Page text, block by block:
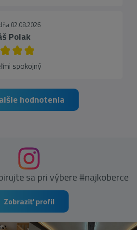
02.08.2026
Polak
spokojný
hodnotenia
sa pri výbere #najkoberce
Zobraziť profil